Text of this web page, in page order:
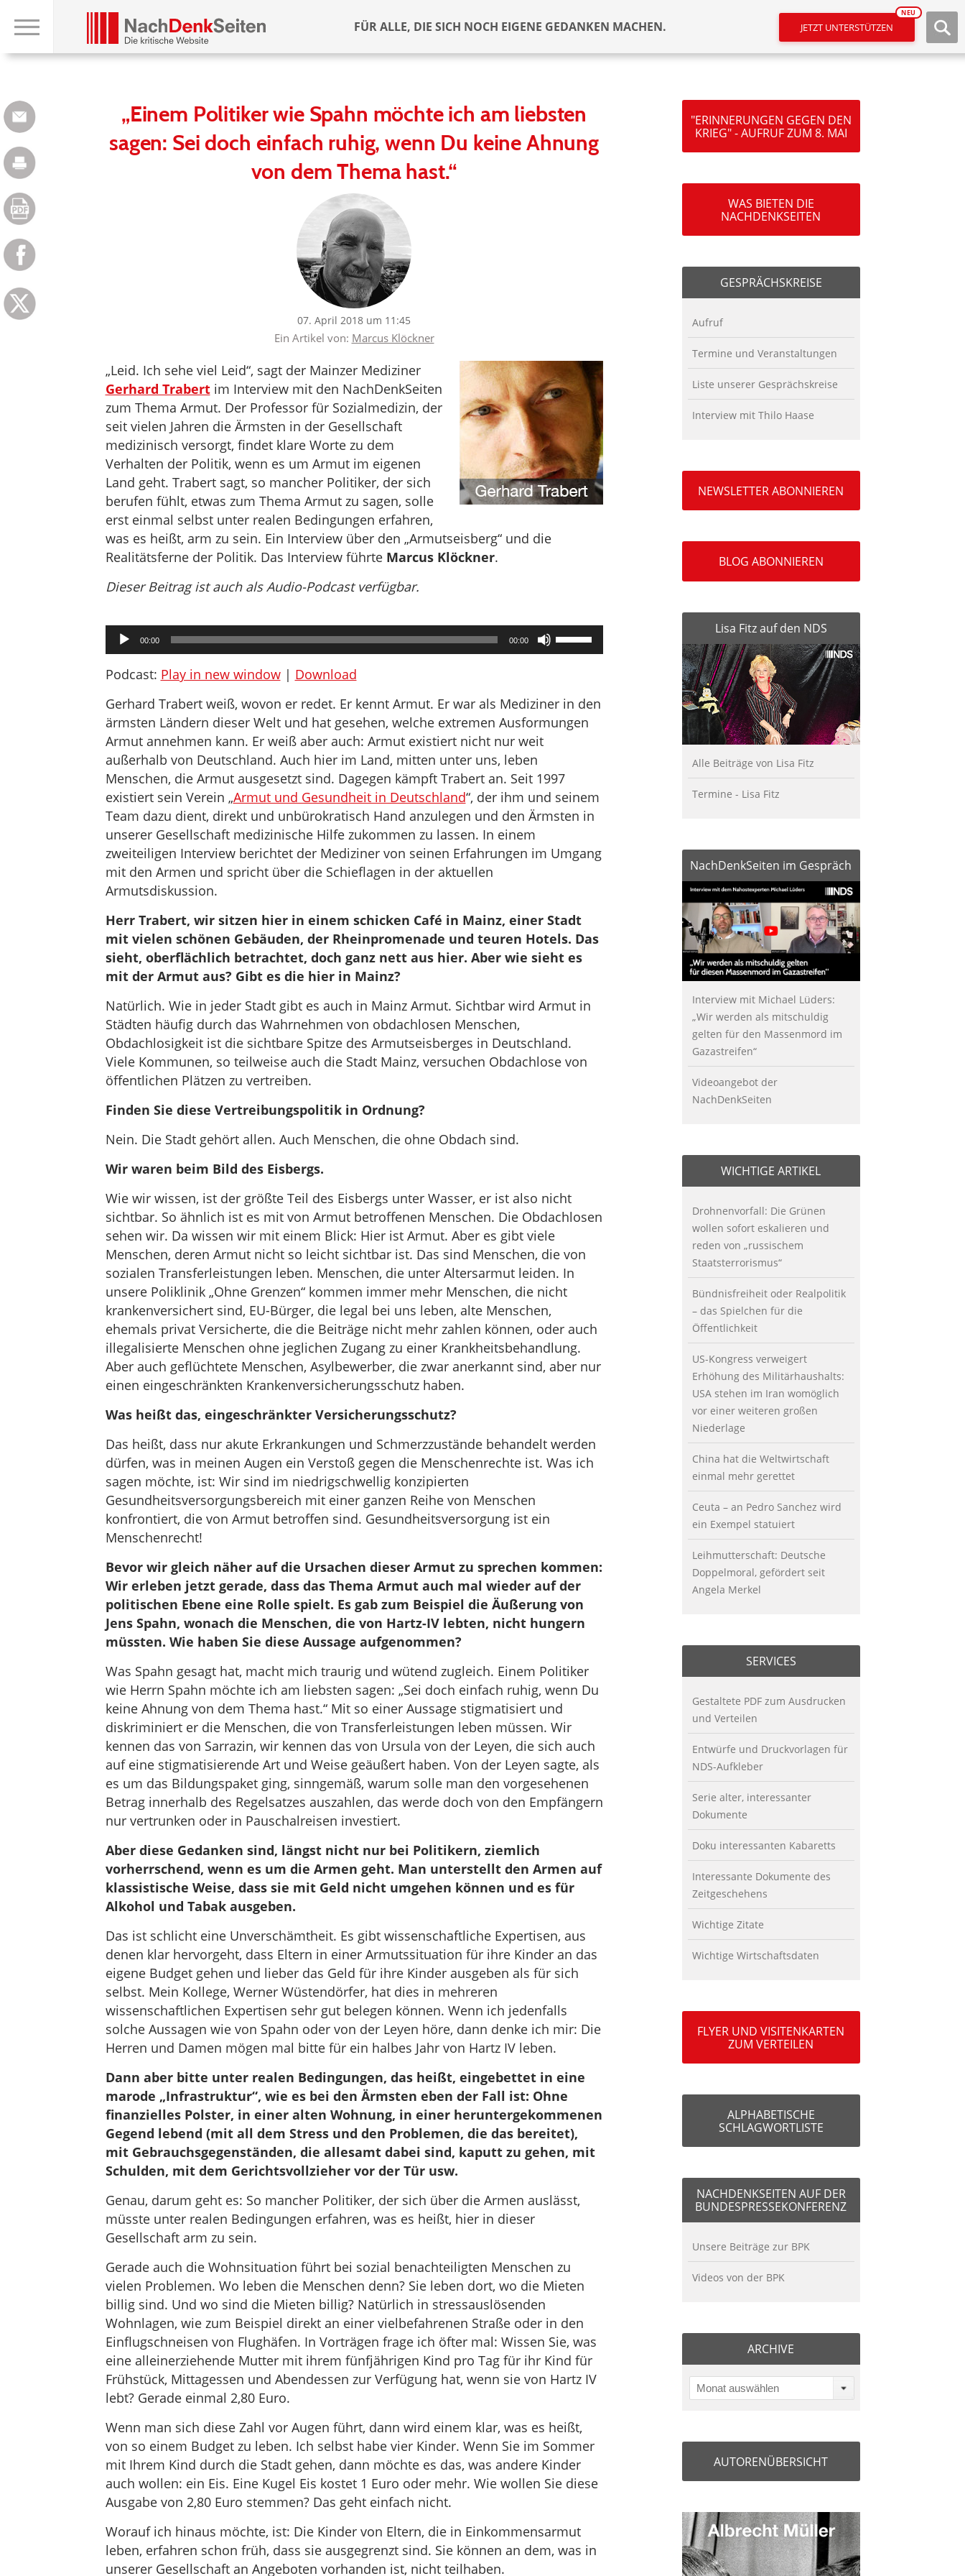
FÜR ALLE, DIE SICH NOCH EIGENE GEDANKEN MACHEN. JETZT UNTERSTÜTZEN
NEU
„Einem Politiker wie Spahn möchte ich am liebsten
sagen: Sei doch einfach ruhig, wenn Du keine Ahnung
von dem Thema hast.“
07. April 2018 um 11:45
Ein Artikel von: Marcus Klöckner
„Leid. Ich sehe viel Leid“, sagt der Mainzer Mediziner
Gerhard Trabertim Interview mit den NachDenkSeiten
zum Thema Armut. Der Professor für Sozialmedizin, der
seit vielen Jahren die Ärmsten in der Gesellschaft
medizinisch versorgt, findet klare Worte zu dem
Verhalten der Politik, wenn es um Armut im eigenen
Land geht. Trabert sagt, so mancher Politiker, der sich
berufen fühlt, etwas zum Thema Armut zu sagen, solle
erst einmal selbst unter realen Bedingungen erfahren,
was es heißt, arm zu sein. Ein Interview über den „Armutseisberg“ und die
Realitätsferne der Politik. Das Interview führte Marcus Klöckner.
Dieser Beitrag ist auch als Audio-Podcast verfügbar.
Audio-
Player
00:00 00:00
Pfeiltasten
Hoch/Runter
die
Lautstärke
Podcast: Play in new window| Download
Gerhard Trabert weiß, wovon er redet. Er kennt Armut. Er war als Mediziner in den
ärmsten Ländern dieser Welt und hat gesehen, welche extremen Ausformungen
Armut annehmen kann. Er weiß aber auch: Armut existiert nicht nur weit
außerhalb von Deutschland. Auch hier im Land, mitten unter uns, leben
Menschen, die Armut ausgesetzt sind. Dagegen kämpft Trabert an. Seit 1997
existiert sein Verein „Armut und Gesundheit in Deutschland“, der ihm und seinem
Team dazu dient, direkt und unbürokratisch Hand anzulegen und den Ärmsten in
unserer Gesellschaft medizinische Hilfe zukommen zu lassen. In einem
zweiteiligen Interview berichtet der Mediziner von seinen Erfahrungen im Umgang
mit den Armen und spricht über die Schieflagen in der aktuellen
Armutsdiskussion.
Herr Trabert, wir sitzen hier in einem schicken Café in Mainz, einer Stadt
mit vielen schönen Gebäuden, der Rheinpromenade und teuren Hotels. Das
sieht, oberflächlich betrachtet, doch ganz nett aus hier. Aber wie sieht es
mit der Armut aus? Gibt es die hier in Mainz?
Natürlich. Wie in jeder Stadt gibt es auch in Mainz Armut. Sichtbar wird Armut in
Städten häufig durch das Wahrnehmen von obdachlosen Menschen,
Obdachlosigkeit ist die sichtbare Spitze des Armutseisberges in Deutschland.
Viele Kommunen, so teilweise auch die Stadt Mainz, versuchen Obdachlose von
öffentlichen Plätzen zu vertreiben.
Finden Sie diese Vertreibungspolitik in Ordnung?
Nein. Die Stadt gehört allen. Auch Menschen, die ohne Obdach sind.
Wir waren beim Bild des Eisbergs.
Wie wir wissen, ist der größte Teil des Eisbergs unter Wasser, er ist also nicht
sichtbar. So ähnlich ist es mit von Armut betroffenen Menschen. Die Obdachlosen
sehen wir. Da wissen wir mit einem Blick: Hier ist Armut. Aber es gibt viele
Menschen, deren Armut nicht so leicht sichtbar ist. Das sind Menschen, die von
sozialen Transferleistungen leben. Menschen, die unter Altersarmut leiden. In
unsere Poliklinik „Ohne Grenzen“ kommen immer mehr Menschen, die nicht
krankenversichert sind, EU-Bürger, die legal bei uns leben, alte Menschen,
ehemals privat Versicherte, die die Beiträge nicht mehr zahlen können, oder auch
illegalisierte Menschen ohne jeglichen Zugang zu einer Krankheitsbehandlung.
Aber auch geflüchtete Menschen, Asylbewerber, die zwar anerkannt sind, aber nur
einen eingeschränkten Krankenversicherungsschutz haben.
Was heißt das, eingeschränkter Versicherungsschutz?
Das heißt, dass nur akute Erkrankungen und Schmerzzustände behandelt werden
dürfen, was in meinen Augen ein Verstoß gegen die Menschenrechte ist. Was ich
sagen möchte, ist: Wir sind im niedrigschwellig konzipierten
Gesundheitsversorgungsbereich mit einer ganzen Reihe von Menschen
konfrontiert, die von Armut betroffen sind. Gesundheitsversorgung ist ein
Menschenrecht!
Bevor wir gleich näher auf die Ursachen dieser Armut zu sprechen kommen:
Wir erleben jetzt gerade, dass das Thema Armut auch mal wieder auf der
politischen Ebene eine Rolle spielt. Es gab zum Beispiel die Äußerung von
Jens Spahn, wonach die Menschen, die von Hartz-IV lebten, nicht hungern
müssten. Wie haben Sie diese Aussage aufgenommen?
Was Spahn gesagt hat, macht mich traurig und wütend zugleich. Einem Politiker
wie Herrn Spahn möchte ich am liebsten sagen: „Sei doch einfach ruhig, wenn Du
keine Ahnung von dem Thema hast.“ Mit so einer Aussage stigmatisiert und
diskriminiert er die Menschen, die von Transferleistungen leben müssen. Wir
kennen das von Sarrazin, wir kennen das von Ursula von der Leyen, die sich auch
auf eine stigmatisierende Art und Weise geäußert haben. Von der Leyen sagte, als
es um das Bildungspaket ging, sinngemäß, warum solle man den vorgesehenen
Betrag innerhalb des Regelsatzes auszahlen, das werde doch von den Empfängern
nur vertrunken oder in Pauschalreisen investiert.
Aber diese Gedanken sind, längst nicht nur bei Politikern, ziemlich
vorherrschend, wenn es um die Armen geht. Man unterstellt den Armen auf
klassistische Weise, dass sie mit Geld nicht umgehen können und es für
Alkohol und Tabak ausgeben.
Das ist schlicht eine Unverschämtheit. Es gibt wissenschaftliche Expertisen, aus
denen klar hervorgeht, dass Eltern in einer Armutssituation für ihre Kinder an das
eigene Budget gehen und lieber das Geld für ihre Kinder ausgeben als für sich
selbst. Mein Kollege, Werner Wüstendörfer, hat dies in mehreren
wissenschaftlichen Expertisen sehr gut belegen können. Wenn ich jedenfalls
solche Aussagen wie von Spahn oder von der Leyen höre, dann denke ich mir: Die
Herren und Damen mögen mal bitte für ein halbes Jahr von Hartz IV leben.
Dann aber bitte unter realen Bedingungen, das heißt, eingebettet in eine
marode „Infrastruktur“, wie es bei den Ärmsten eben der Fall ist: Ohne
finanzielles Polster, in einer alten Wohnung, in einer heruntergekommenen
Gegend lebend (mit all dem Stress und den Problemen, die das bereitet),
mit Gebrauchsgegenständen, die allesamt dabei sind, kaputt zu gehen, mit
Schulden, mit dem Gerichtsvollzieher vor der Tür usw.
Genau, darum geht es: So mancher Politiker, der sich über die Armen auslässt,
müsste unter realen Bedingungen erfahren, was es heißt, hier in dieser
Gesellschaft arm zu sein.
Gerade auch die Wohnsituation führt bei sozial benachteiligten Menschen zu
vielen Problemen. Wo leben die Menschen denn? Sie leben dort, wo die Mieten
billig sind. Und wo sind die Mieten billig? Natürlich in stressauslösenden
Wohnlagen, wie zum Beispiel direkt an einer vielbefahrenen Straße oder in den
Einflugschneisen von Flughäfen. In Vorträgen frage ich öfter mal: Wissen Sie, was
eine alleinerziehende Mutter mit ihrem fünfjährigen Kind pro Tag für ihr Kind für
Frühstück, Mittagessen und Abendessen zur Verfügung hat, wenn sie von Hartz IV
lebt? Gerade einmal 2,80 Euro.
Wenn man sich diese Zahl vor Augen führt, dann wird einem klar, was es heißt,
von so einem Budget zu leben. Ich selbst habe vier Kinder. Wenn Sie im Sommer
mit Ihrem Kind durch die Stadt gehen, dann möchte es das, was andere Kinder
auch wollen: ein Eis. Eine Kugel Eis kostet 1 Euro oder mehr. Wie wollen Sie diese
Ausgabe von 2,80 Euro stemmen? Das geht einfach nicht.
Worauf ich hinaus möchte, ist: Die Kinder von Eltern, die in Einkommensarmut
leben, erfahren schon früh, dass sie ausgegrenzt sind. Sie können an dem, was in
unserer Gesellschaft an Angeboten vorhanden ist, nicht teilhaben.
"ERINNERUNGEN GEGEN DEN
KRIEG" - AUFRUF ZUM 8. MAI
WAS BIETEN DIE
NACHDENKSEITEN
GESPRÄCHSKREISE
Aufruf
Termine und Veranstaltungen
Liste unserer Gesprächskreise
Interview mit Thilo Haase
NEWSLETTER ABONNIEREN
BLOG ABONNIEREN
Lisa Fitz auf den NDS
Alle Beiträge von Lisa Fitz
Termine - Lisa Fitz
NachDenkSeiten im Gespräch
Interview mit Michael Lüders:
„Wir werden als mitschuldig
gelten für den Massenmord im
Gazastreifen“
Videoangebot der
NachDenkSeiten
WICHTIGE ARTIKEL
Drohnenvorfall: Die Grünen
wollen sofort eskalieren und
reden von „russischem
Staatsterrorismus“
Bündnisfreiheit oder Realpolitik
– das Spielchen für die
Öffentlichkeit
US-Kongress verweigert
Erhöhung des Militärhaushalts:
USA stehen im Iran womöglich
vor einer weiteren großen
Niederlage
China hat die Weltwirtschaft
einmal mehr gerettet
Ceuta – an Pedro Sanchez wird
ein Exempel statuiert
Leihmutterschaft: Deutsche
Doppelmoral, gefördert seit
Angela Merkel
SERVICES
Gestaltete PDF zum Ausdrucken
und Verteilen
Entwürfe und Druckvorlagen für
NDS-Aufkleber
Serie alter, interessanter
Dokumente
Doku interessanten Kabaretts
Interessante Dokumente des
Zeitgeschehens
Wichtige Zitate
Wichtige Wirtschaftsdaten
FLYER UND VISITENKARTEN
ZUM VERTEILEN
ALPHABETISCHE
SCHLAGWORTLISTE
NACHDENKSEITEN AUF DER
BUNDESPRESSEKONFERENZ
Unsere Beiträge zur BPK
Videos von der BPK
ARCHIVE
Monat auswählen
AUTORENÜBERSICHT